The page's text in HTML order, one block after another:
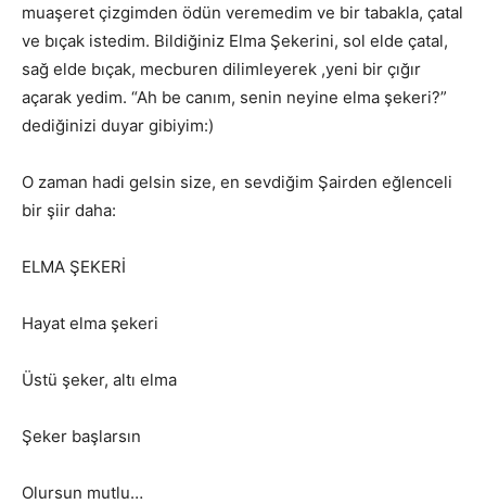
muaşeret çizgimden ödün veremedim ve bir tabakla, çatal
ve bıçak istedim. Bildiğiniz Elma Şekerini, sol elde çatal,
sağ elde bıçak, mecburen dilimleyerek ,yeni bir çığır
açarak yedim. “Ah be canım, senin neyine elma şekeri?”
dediğinizi duyar gibiyim:)
O zaman hadi gelsin size, en sevdiğim Şairden eğlenceli
bir şiir daha:
ELMA ŞEKERİ
Hayat elma şekeri
Üstü şeker, altı elma
Şeker başlarsın
Olursun mutlu…